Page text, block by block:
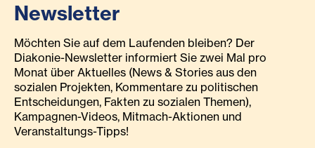
Newsletter
Möchten Sie auf dem Laufenden bleiben? Der
Diakonie-Newsletter informiert Sie zwei Mal pro
Monat über Aktuelles (News & Stories aus den
sozialen Projekten, Kommentare zu politischen
Entscheidungen, Fakten zu sozialen Themen),
Kampagnen-Videos, Mitmach-Aktionen und
Veranstaltungs-Tipps!